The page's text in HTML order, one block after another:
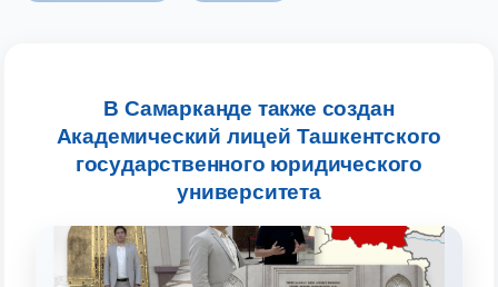
В Самарканде также создан
Академический лицей Ташкентского
государственного юридического
университета
Оставляйте здесь свои обращения по
вопросам приёма.
Выберите тему — затем появятся
конкретные вопросы: